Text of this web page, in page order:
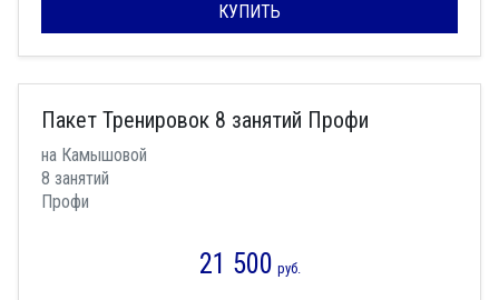
КУПИТЬ
Пакет Тренировок 8 занятий Профи
на Камышовой
8 занятий
Профи
21 500 руб.